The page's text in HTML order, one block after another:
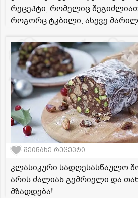
რეცეპტი, რომელიც
როგორც ტკბილი, ასევე
შეინახე რეცეპტი
კლასიკური სადღესასწაულო
არის ძალიან გემრიელი და
მზადდება!